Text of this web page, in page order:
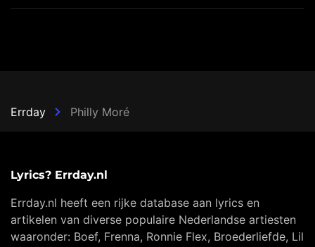
Errday Philly Moré
Lyrics? Errday.nl
Errday.nl heeft een rijke database aan lyrics en
artikelen van diverse populaire Nederlandse artiesten
waaronder: Boef, Frenna, Ronnie Flex, Broederliefde, Lil